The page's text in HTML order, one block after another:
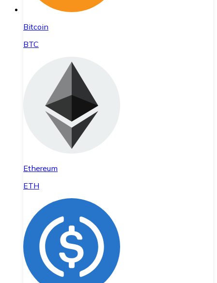
Bitcoin
BTC
Ethereum
ETH